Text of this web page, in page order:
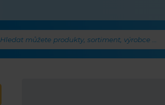
Hledat můžete produkty, sortiment, výrobce ...